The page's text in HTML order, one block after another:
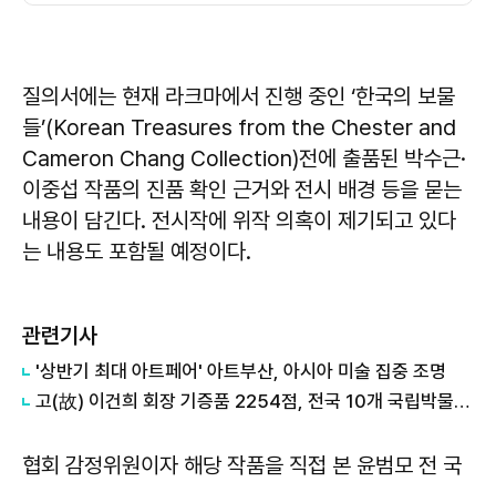
질의서에는 현재 라크마에서 진행 중인 ‘한국의 보물
들’(Korean Treasures from the Chester and
Cameron Chang Collection)전에 출품된 박수근·
이중섭 작품의 진품 확인 근거와 전시 배경 등을 묻는
내용이 담긴다. 전시작에 위작 의혹이 제기되고 있다
는 내용도 포함될 예정이다.
관련기사
'상반기 최대 아트페어' 아트부산, 아시아 미술 집중 조명
고(故) 이건희 회장 기증품 2254점, 전국 10개 국립박물관서 상설전시
협회 감정위원이자 해당 작품을 직접 본 윤범모 전 국